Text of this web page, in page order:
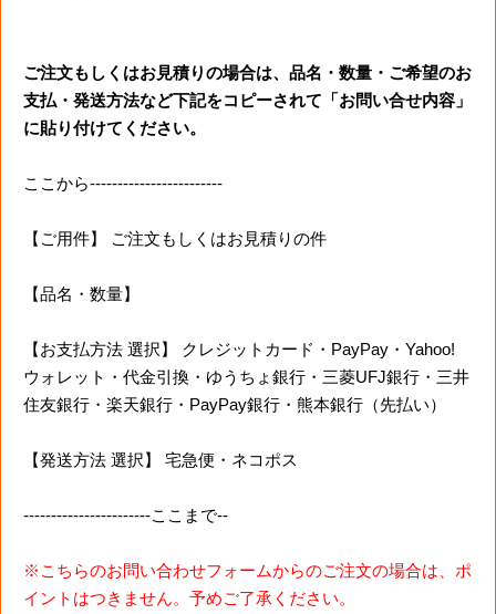
ご注文もしくはお見積りの場合は、品名・数量・ご希望のお
支払・発送方法など下記をコピーされて「お問い合せ内容」
に貼り付けてください。
ここから------------------------
【ご用件】 ご注文もしくはお見積りの件
【品名・数量】
【お支払方法 選択】 クレジットカード・PayPay・Yahoo!
ウォレット・代金引換・ゆうちょ銀行・三菱UFJ銀行・三井
住友銀行・楽天銀行・PayPay銀行・熊本銀行（先払い）
【発送方法 選択】 宅急便・ネコポス
-----------------------ここまで--
※こちらのお問い合わせフォームからのご注文の場合は、ポ
イントはつきません。予めご了承ください。